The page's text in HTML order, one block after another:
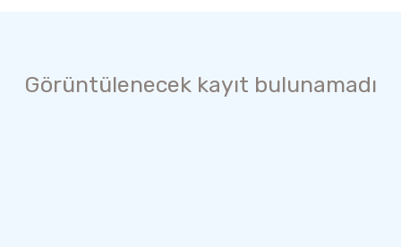
Görüntülenecek kayıt bulunamadı